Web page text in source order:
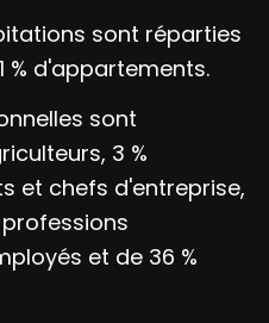
sont réparties
% d'appartements.
sont
3 %
et chefs d'entreprise,
professions
et de 36 %